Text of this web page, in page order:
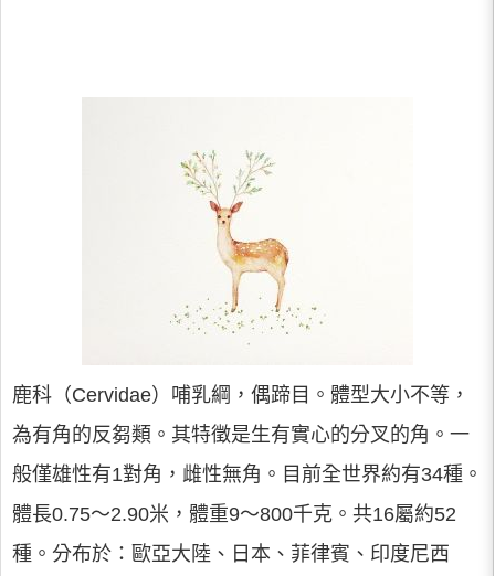
鹿科（Cervidae）哺乳綱，偶蹄目。體型大小不等，
為有角的反芻類。其特徵是生有實心的分叉的角。一
般僅雄性有1對角，雌性無角。目前全世界約有34種。
體長0.75～2.90米，體重9～800千克。共16屬約52
種。分布於：歐亞大陸、日本、菲律賓、印度尼西